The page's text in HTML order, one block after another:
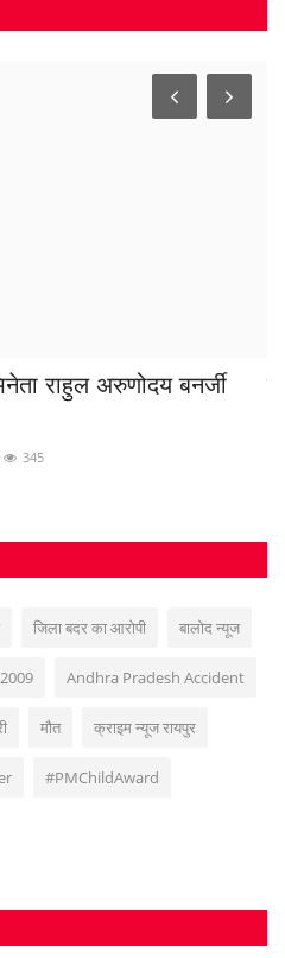
संघर्ष, एक युवक के पिता...
जिला बदर का आरोपी बालोद न्यूज
Andhra Pradesh Accident
मौत क्राइम न्यूज रायपुर
#PMChildAward